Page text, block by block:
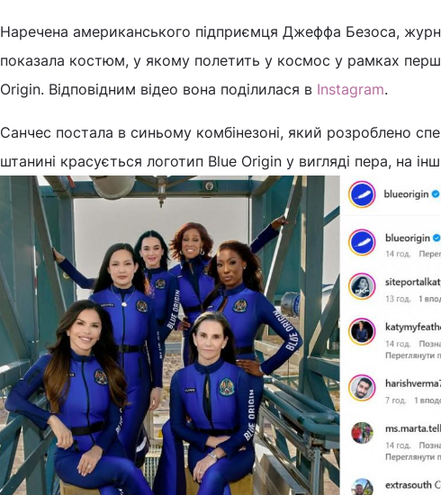
Наречена американського підприємця Джеффа Безоса,
показала костюм, у якому полетить у космос у рамках
Origin. Відповідним відео вона поділилася в Instagram.
Санчес постала в синьому комбінезоні, який розроблено
штанині красується логотип Blue Origin у вигляді пера, на